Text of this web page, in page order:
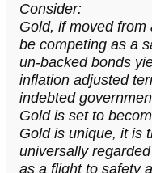
Consider:
Gold, if moved
be competing as a
un-backed bonds
inflation adjusted
indebted
Gold is set to
Gold is unique, it is
universally
as a flight to safety